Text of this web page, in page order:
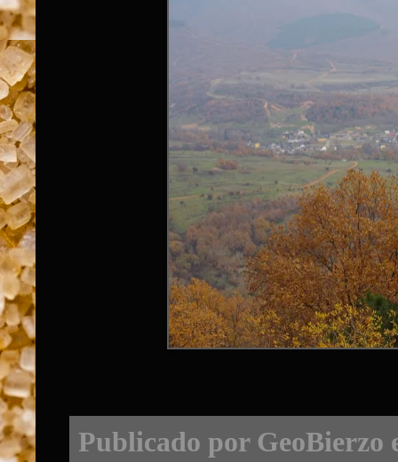
Publicado por GeoBierzo